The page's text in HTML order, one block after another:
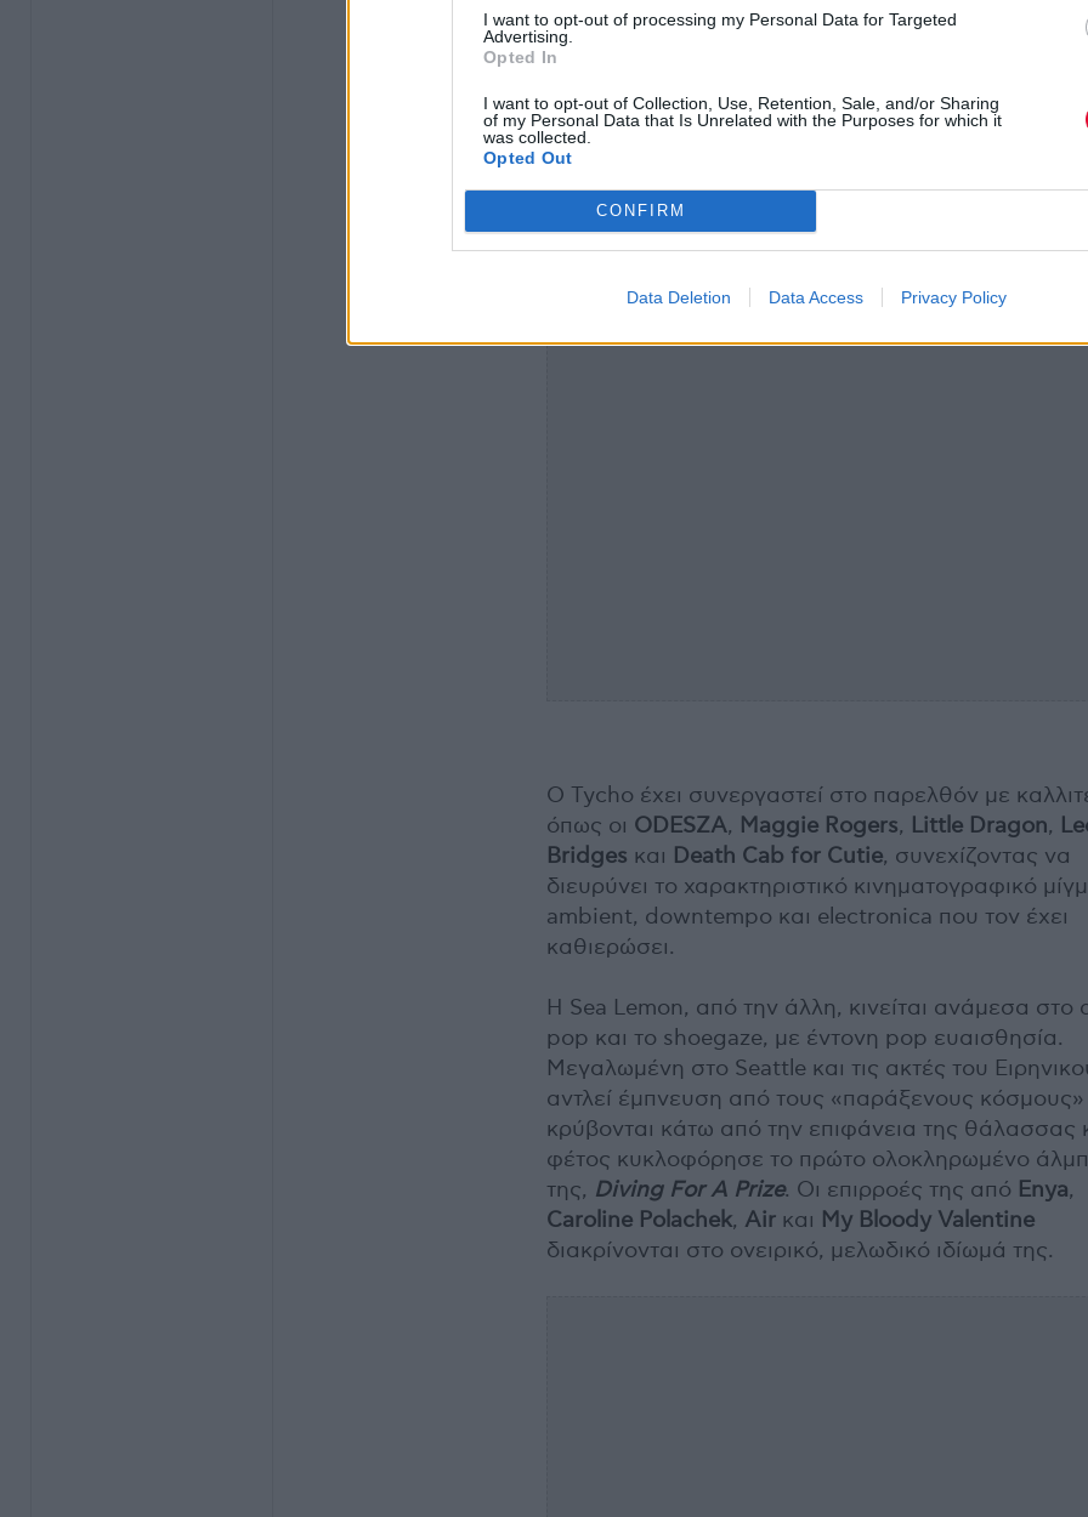
I want to opt-out of processing my Personal Data for Targeted
Advertising.
Opted In
I want to opt-out of Collection, Use, Retention, Sale, and/or Sharing
of my Personal Data that Is Unrelated with the Purposes for which it
was collected.
Opted Out
CONFIRM
Data Deletion Data Access Privacy Policy
Ο Tycho έχει συνεργαστεί στο παρελθόν με
όπως οι ODESZA, Maggie Rogers, Little Dragon,
Bridges και Death Cab for Cutie, συνεχίζοντας να
διευρύνει το χαρακτηριστικό κινηματογραφικό
ambient, downtempo και electronica που τον έχει
καθιερώσει.
Η Sea Lemon, από την άλλη, κινείται ανάμεσα στο
pop και το shoegaze, με έντονη pop ευαισθησία.
Μεγαλωμένη στο Seattle και τις ακτές του
αντλεί έμπνευση από τους «παράξενους
κρύβονται κάτω από την επιφάνεια της θάλασσας
φέτος κυκλοφόρησε το πρώτο ολοκληρωμένο
της, Diving For A Prize. Οι επιρροές της από Enya,
Caroline Polachek, Air και My Bloody Valentine
διακρίνονται στο ονειρικό, μελωδικό ιδίωμά της.